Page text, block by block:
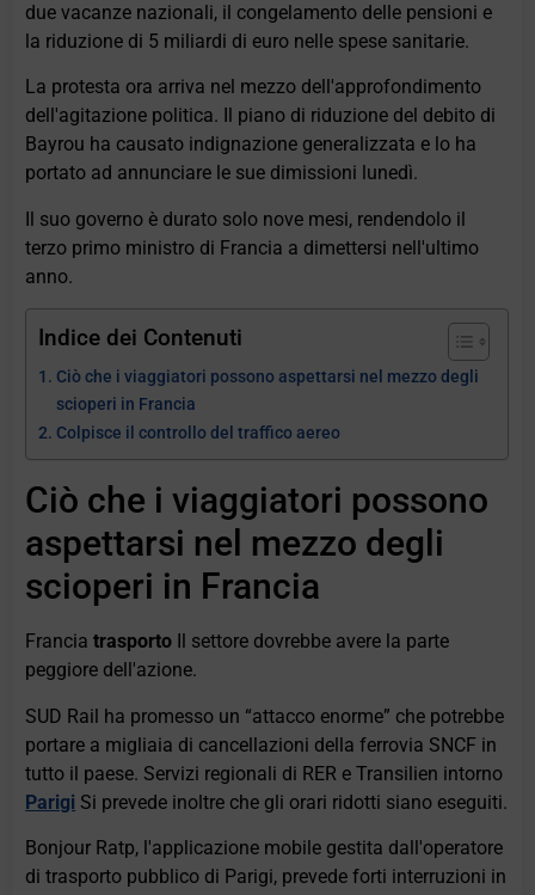
due vacanze nazionali, il congelamento delle pensioni e
la riduzione di 5 miliardi di euro nelle spese sanitarie.
La protesta ora arriva nel mezzo dell'approfondimento
dell'agitazione politica. Il piano di riduzione del debito di
Bayrou ha causato indignazione generalizzata e lo ha
portato ad annunciare le sue dimissioni lunedì.
Il suo governo è durato solo nove mesi, rendendolo il
terzo primo ministro di Francia a dimettersi nell'ultimo
anno.
Indice dei Contenuti
Ciò che i viaggiatori possono aspettarsi nel mezzo degli
scioperi in Francia
Colpisce il controllo del traffico aereo
Ciò che i viaggiatori possono
aspettarsi nel mezzo degli
scioperi in Francia
Franciatrasporto Il settore dovrebbe avere la parte
peggiore dell'azione.
SUD Rail ha promesso un “attacco enorme” che potrebbe
portare a migliaia di cancellazioni della ferrovia SNCF in
tutto il paese. Servizi regionali di RER e Transilien intorno
Parigi Si prevede inoltre che gli orari ridotti siano eseguiti.
Bonjour Ratp, l'applicazione mobile gestita dall'operatore
di trasporto pubblico di Parigi, prevede forti interruzioni in